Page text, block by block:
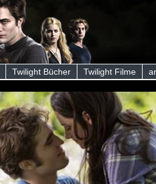
Twilight Bücher Twilight Filme